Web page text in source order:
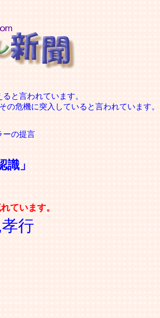
と言われています。
危機に突入していると言われています。
の提言
識」
ています。
行